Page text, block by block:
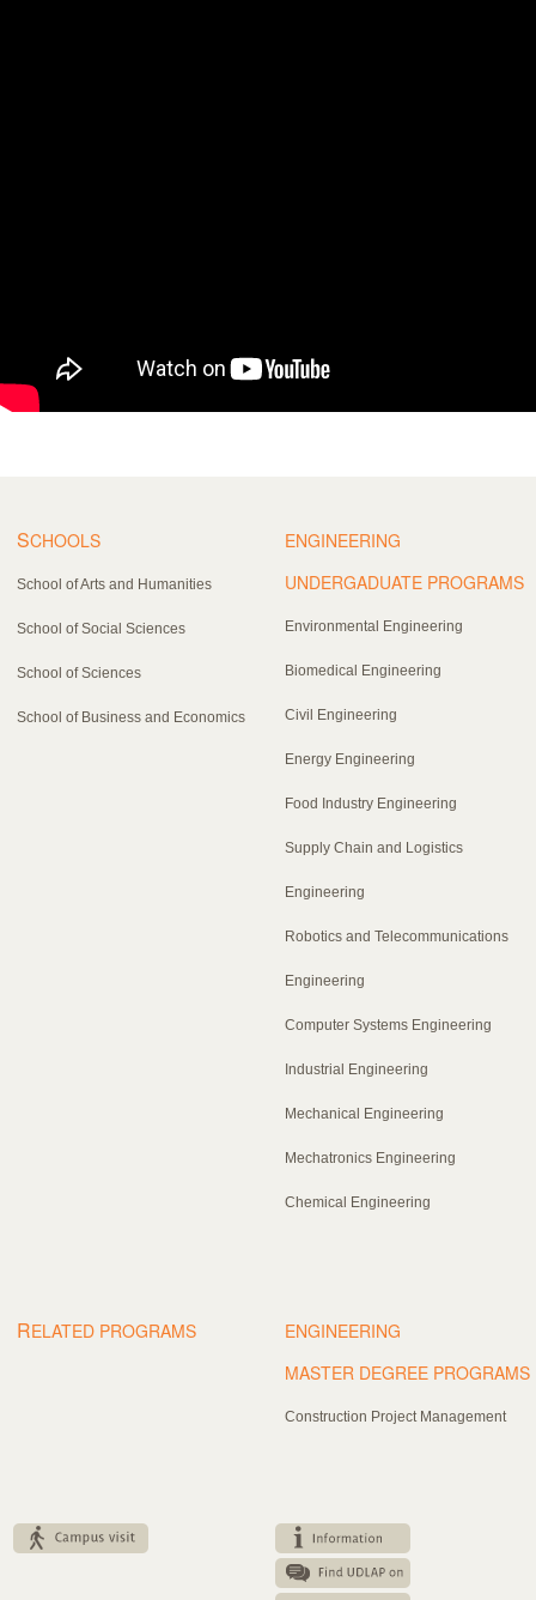
SCHOOLS
School of Arts and Humanities
School of Social Sciences
School of Sciences
School of Business and Economics
ENGINEERING
UNDERGADUATE PROGRAMS
Environmental Engineering
Biomedical Engineering
Civil Engineering
Energy Engineering
Food Industry Engineering
Supply Chain and Logistics
Engineering
Robotics and Telecommunications
Engineering
Computer Systems Engineering
Industrial Engineering
Mechanical Engineering
Mechatronics Engineering
Chemical Engineering
RELATED PROGRAMS
ENGINEERING
MASTER DEGREE PROGRAMS
Construction Project Management